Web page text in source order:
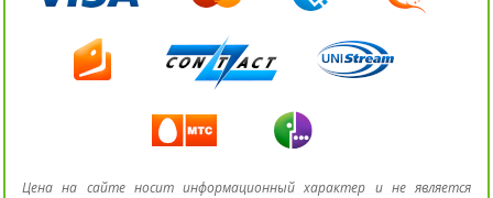
Цена на сайте носит информационный характер и не является